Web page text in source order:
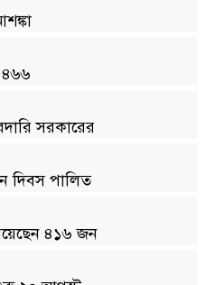
৪৬৬
সরকারের
দিবস পালিত
৪১৬ জন